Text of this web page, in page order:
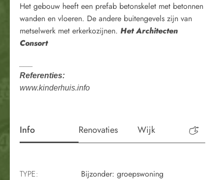
Het gebouw heeft een prefab betonskelet met betonnen
wanden en vloeren. De andere buitengevels zijn van
metselwerk met erkerkozijnen. Het Architecten
Consort
Referenties:
www.kinderhuis.info
Info Renovaties Wijk
TYPE:
Bijzonder: groepswoning